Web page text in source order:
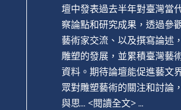
壇中發表過去半年對臺灣當
察論點和研究成果，透過參
藝術家交流、以及撰寫論述
雕塑的發展，並累積臺灣藝
資料。​期待論壇能促進藝文
眾對雕塑藝術的關注和討論
與思... <閱讀全文> ...